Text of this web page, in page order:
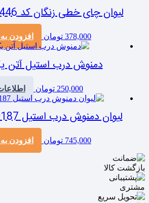
لیوان چای خطی زنگان کد 1446 شش عددی ایلا
378,000 تومان افزودن
دمنوش درب استیل آتن
250,000 تومان
لیوان دمنوش درب استیل 29187 یک عددی ایلا
745,000 تومان افزودن